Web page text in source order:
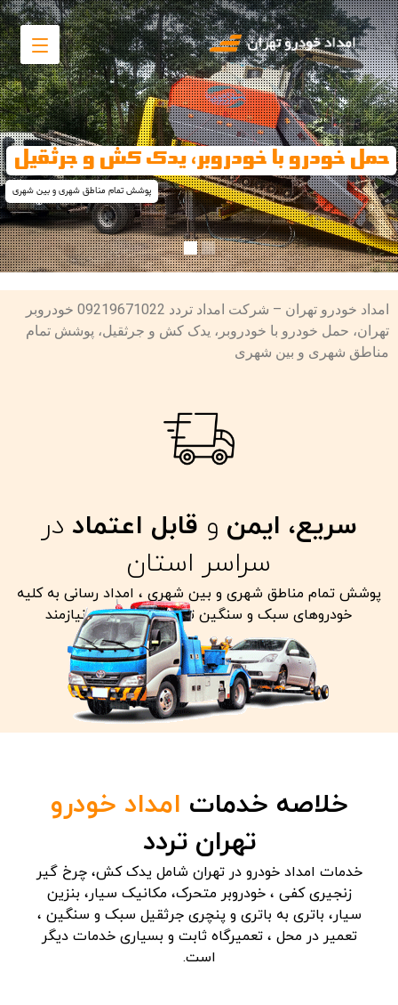
حمل خودرو با خودروبر، یدک کش و جرثقیل
پوشش تمام مناطق شهری و بین شهری
امداد خودرو تهران – شرکت امداد تردد 09219671022 خودروبر
تهران، حمل خودرو با خودروبر، یدک کش و جرثقیل، پوشش تمام
مناطق شهری و بین شهری
سریع، ایمن و قابل اعتماد در
سراسر استان
پوشش تمام مناطق شهری و بین شهری ، امداد رسانی به کلیه
خودروهای سبک و سنگین تصادفی معیوب و نیازمند
خلاصه خدمات امداد خودرو
تهران تردد
خدمات امداد خودرو در تهران شامل یدک کش، چرخ گیر
زنجیری کفی ، خودروبر متحرک، مکانیک سیار، بنزین
سیار، باتری به باتری و پنچری جرثقیل سبک و سنگین ،
تعمیر در محل ، تعمیرگاه ثابت و بسیاری خدمات دیگر
است.